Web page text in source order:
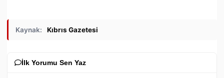
Kaynak: Kıbrıs Gazetesi
İlk Yorumu Sen Yaz